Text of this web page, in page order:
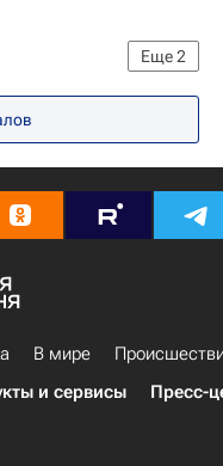
Еще2
В мире
и сервисы Пресс-